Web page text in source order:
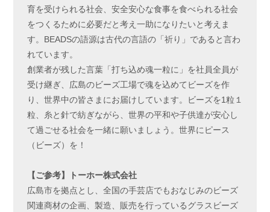
育を受けられる社会、安全安心な食事を食べられる社会
をつくるために必要だと考え一助になりたいと考えま
す。BEADSの語源は古代の言語の「祈り」であると言わ
れています。
創業者が残した言葉「打ち込め魂一粒に」を社員全員が
受け継ぎ、広島のビーズ工場で魂を込めてビーズを作
り、世界中の皆さまにお届けしています。ビーズを1粒１
粒、糸と針で紡ぎながら、世界の平和や子供達が安心し
て過ごせる社会を一緒に願いましょう。世界にピース
（ビーズ）を！
【ご参考】
トーホー株式会社
広島市を拠点とし、全国の手芸店でもおなじみのビーズ
関連商材の企画、製造、販売を行っているグラスビーズ